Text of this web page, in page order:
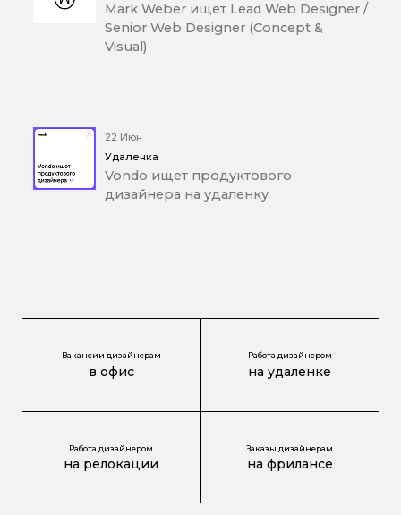
Mark Weber ищет Lead Web Designer /
Senior Web Designer (Concept &
Visual)
22 Июн
Удаленка
Vondo ищет продуктового
дизайнера на удаленку
Вакансии дизайнерам
в офис
Работа дизайнером
на удаленке
Работа дизайнером
на релокации
Заказы дизайнерам
на фрилансе